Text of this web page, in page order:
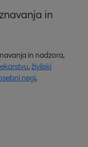
in
in nadzora,
,živilski
negi,